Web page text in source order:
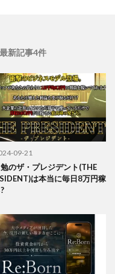
新記事4件
09-21
のザ・プレジデント(THE
は本当に毎日8万円稼